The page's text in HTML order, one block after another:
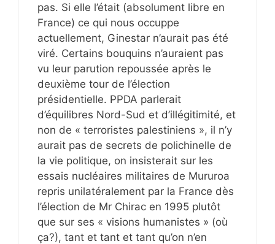
pas. Si elle l’était (absolument libre en
France) ce qui nous occuppe
actuellement, Ginestar n’aurait pas été
viré. Certains bouquins n’auraient pas
vu leur parution repoussée après le
deuxième tour de l’élection
présidentielle. PPDA parlerait
d’équilibres Nord-Sud et d’illégitimité, et
non de « terroristes palestiniens », il n’y
aurait pas de secrets de polichinelle de
la vie politique, on insisterait sur les
essais nucléaires militaires de Mururoa
repris unilatéralement par la France dès
l’élection de Mr Chirac en 1995 plutôt
que sur ses « visions humanistes » (où
ça?), tant et tant et tant qu’on n’en